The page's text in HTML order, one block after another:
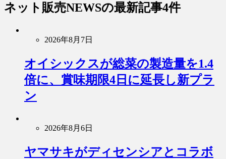
ネット販売NEWSの最新記事4件
2026年8月7日
オイシックスが総菜の製造量を1.4
倍に、賞味期限4日に延長し新プラ
ン
2026年8月6日
ヤマサキがディセンシアとコラボ